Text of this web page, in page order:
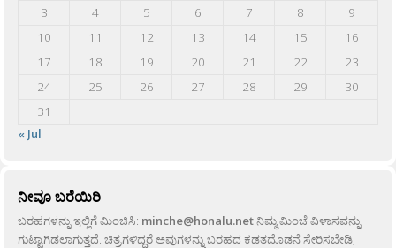
3
4 5 6 7 8
9
10
11 12 13 14 15
16
17
18 19 20 21 22
23
24
25 26 27 28 29
30
31
« Jul
ನೀವೂ ಬರೆಯಿರಿ
ಬರಹಗಳನ್ನು ಇಲ್ಲಿಗೆ ಮಿಂಚಿಸಿ: minche@honalu.netನಿಮ್ಮ ಮಿಂಚೆ ವಿಳಾಸವನ್ನು
ಗುಟ್ಟಾಗಿಡಲಾಗುತ್ತದೆ. ಚಿತ್ರಗಳಿದ್ದರೆ ಅವುಗಳನ್ನು ಬರಹದ ಕಡತದೊಡನೆ ಸೇರಿಸಬೇಡಿ,